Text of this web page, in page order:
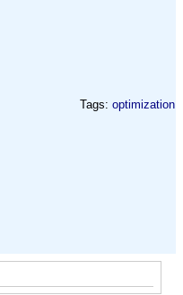
Tags: optimization